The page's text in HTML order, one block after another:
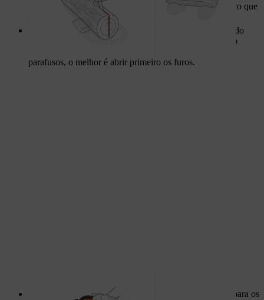
largos para suportar o assento feito com metade do tronco que
Encaixe o assento nas ranhuras dos pés e fixe-o no devido
lugar com parafusos, de cima para baixo, atravessando o
parafusos, o melhor é abrir primeiro os furos.
Prenda os dois postes como suportes com os parafusos para os